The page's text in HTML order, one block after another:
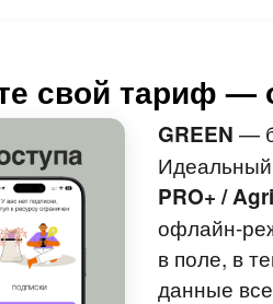
свой тариф —
GREEN —
Идеальный
PRO+ /
офлайн-
в поле, в
данные